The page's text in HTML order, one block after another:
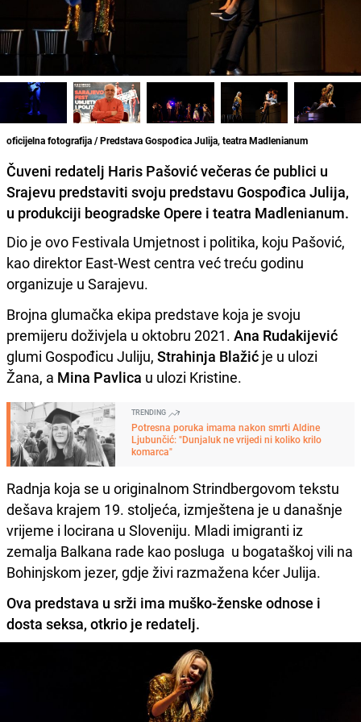
oficijelna fotografija / Predstava Gospođica Julija, teatra Madlenianum
Čuveni redatelj Haris Pašović večeras će publici u
Srajevu predstaviti svoju predstavu Gospođica Julija,
u produkciji beogradske Opere i teatra Madlenianum.
Dio je ovo Festivala Umjetnost i politika, koju Pašović,
kao direktor East-West centra već treću godinu
organizuje u Sarajevu.
Brojna glumačka ekipa predstave koja je svoju
premijeru doživjela u oktobru 2021. Ana Rudakijević
glumi Gospođicu Juliju, Strahinja Blažić je u ulozi
Žana, a Mina Pavlica u ulozi Kristine.
TRENDING
Potresna poruka imama nakon smrti Aldine
Ljubunčić: "Dunjaluk ne vrijedi ni koliko krilo
komarca"
Radnja koja se u originalnom Strindbergovom tekstu
dešava krajem 19. stoljeća, izmještena je u današnje
vrijeme i locirana u Sloveniju. Mladi imigranti iz
zemalja Balkana rade kao posluga u bogataškoj vili na
Bohinjskom jezer, gdje živi razmažena kćer Julija.
Ova predstava u srži ima muško-ženske odnose i
dosta seksa, otkrio je redatelj.